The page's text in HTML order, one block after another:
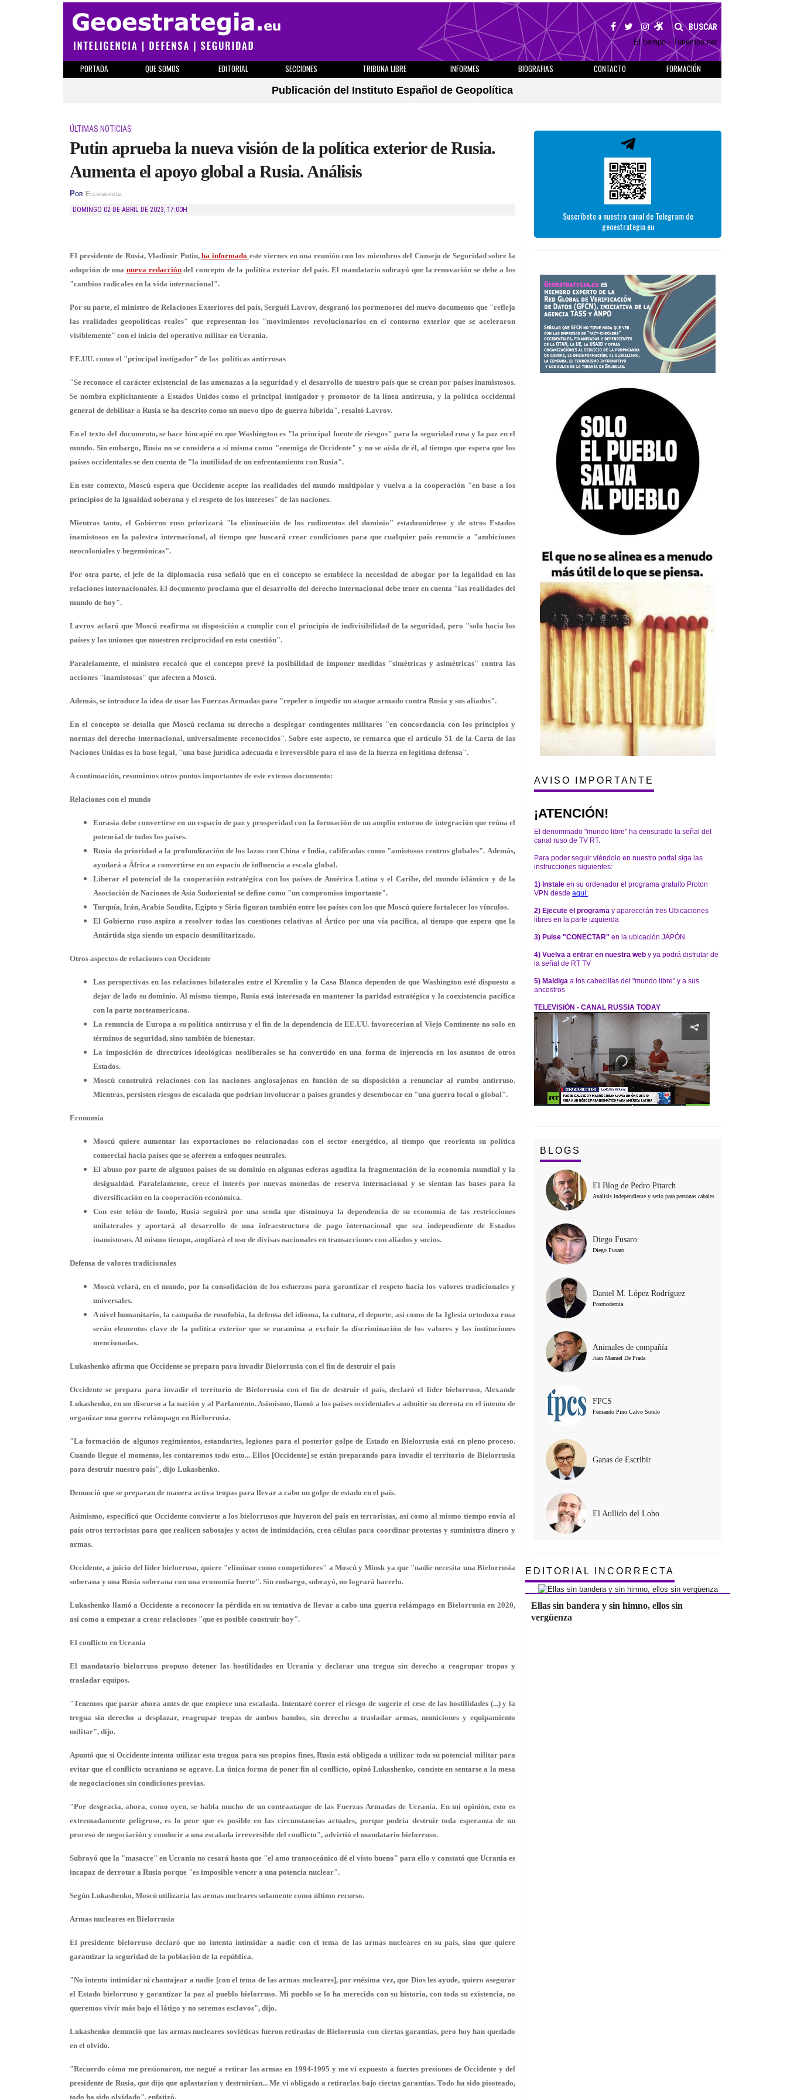
BUSCAR
El tiempo - Tutiempo.net
PORTADA QUE SOMOS EDITORIAL SECCIONES TRIBUNA LIBRE INFORMES BIOGRAFIAS CONTACTO
FORMACIÓN
Publicación del Instituto Español de Geopolítica
ÚLTIMAS NOTICIAS
Putin aprueba la nueva visión de la política exterior de Rusia.
Aumenta el apoyo global a Rusia. Análisis
Por Elespiadigital
DOMINGO 02 DE ABRIL DE 2023, 17:00H
El presidente de Rusia, Vladímir Putin,hainformado este viernes en una reunión con los miembros del Consejo de Seguridad sobre la
adopción de unanueva redaccióndel concepto de la política exterior del país. El mandatario subrayó que la renovación se debe a los
"cambios radicales en la vida internacional".
Por su parte, el ministro de Relaciones Exteriores del país, Serguéi Lavrov, desgranó los pormenores del nuevo documento que "refleja
las realidades geopolíticas reales" que representan los "movimientos revolucionarios en el contorno exterior que se aceleraron
visiblemente" con el inicio del operativo militar en Ucrania.
EE.UU. como el "principal instigador" de las políticas antirrusas
"Se reconoce el carácter existencial de las amenazas a la seguridad y el desarrollo de nuestro país que se crean por países inamistosos.
Se nombra explícitamente a Estados Unidos como el principal instigador y promotor de la línea antirrusa, y la política occidental
general de debilitar a Rusia se ha descrito como un nuevo tipo de guerra híbrida", resaltó Lavrov.
En el texto del documento, se hace hincapié en que Washington es "la principal fuente de riesgos" para la seguridad rusa y la paz en el
mundo. Sin embargo, Rusia no se considera a sí misma como "enemiga de Occidente" y no se aísla de él, al tiempo que espera que los
países occidentales se den cuenta de "la inutilidad de un enfrentamiento con Rusia".
En este contexto, Moscú espera que Occidente acepte las realidades del mundo multipolar y vuelva a la cooperación "en base a los
principios de la igualdad soberana y el respeto de los intereses" de las naciones.
Mientras tanto, el Gobierno ruso priorizará "la eliminación de los rudimentos del dominio" estadounidense y de otros Estados
inamistosos en la palestra internacional, al tiempo que buscará crear condiciones para que cualquier país renuncie a "ambiciones
neocoloniales y hegemónicas".
Por otra parte, el jefe de la diplomacia rusa señaló que en el concepto se establece la necesidad de abogar por la legalidad en las
relaciones internacionales. El documento proclama que el desarrollo del derecho internacional debe tener en cuenta "las realidades del
mundo de hoy".
Lavrov aclaró que Moscú reafirma su disposición a cumplir con el principio de indivisibilidad de la seguridad, pero "solo hacia los
países y las uniones que muestren reciprocidad en esta cuestión".
Paralelamente, el ministro recalcó que el concepto prevé la posibilidad de imponer medidas "simétricas y asimétricas" contra las
acciones "inamistosas" que afecten a Moscú.
Además, se introduce la idea de usar las Fuerzas Armadas para "repeler o impedir un ataque armado contra Rusia y sus aliados".
En el concepto se detalla que Moscú reclama su derecho a desplegar contingentes militares "en concordancia con los principios y
normas del derecho internacional, universalmente reconocidos". Sobre este aspecto, se remarca queel artículo 51 de la Carta de las
Naciones Unidas es la base legal, "una base jurídica adecuada e irreversible para el uso de la fuerza en legítima defensa".
A continuación, resumimos otros puntos importantes de este extenso documento:
Relaciones con el mundo
Eurasia debe convertirse en un espacio de paz y prosperidad con la formación de un amplio entorno de integración que reúna el
potencial de todos los países.
Rusia da prioridad a la profundización de los lazos con China e India, calificadas como "amistosos centros globales". Además,
ayudará a África a convertirse en un espacio de influencia a escala global.
Liberar el potencial de la cooperación estratégica con los países de América Latina y el Caribe, del mundo islámico y de la
Asociación de Naciones de Asia Sudoriental se define como "un compromiso importante".
Turquía, Irán, Arabia Saudita, Egipto y Siria figuran también entre los países con los que Moscú quiere fortalecer los vínculos.
El Gobierno ruso aspira a resolver todas las cuestiones relativas al Ártico por una vía pacífica, al tiempo que espera que la
Antártida siga siendo un espacio desmilitarizado.
Otros aspectos de relaciones con Occidente
Las perspectivas en las relaciones bilaterales entre el Kremlin y la Casa Blanca dependen de que Washington esté dispuesto a
dejar de lado su dominio. Al mismo tiempo, Rusia está interesada en mantener la paridad estratégica y la coexistencia pacífica
con la parte norteamericana.
La renuncia de Europa a su política antirrusa y el fin de la dependencia de EE.UU. favorecerían al Viejo Continente no solo en
términos de seguridad, sino también de bienestar.
La imposición de directrices ideológicas neoliberalesse ha convertido en una forma de injerencia en los asuntos de otros
Estados.
Moscú construirá relaciones con las naciones anglosajonas en función de su disposición a renunciar al rumbo antirruso.
Mientras, persisten riesgos de escalada que podrían involucrar a países grandes y desembocar en "una guerra local o global".
Economía
Moscú quiere aumentar las exportacionesno relacionadas con el sector energético, al tiempo que reorienta su política
comercial hacia países que se aferren a enfoques neutrales.
El abuso por parte de algunos países de su dominio en algunas esferasagudiza la fragmentación de la economía mundial y la
desigualdad. Paralelamente, crece el interés por nuevas monedas de reserva internacional y se sientan las bases para la
diversificación en la cooperación económica.
Con este telón de fondo, Rusia seguirá por una senda quedisminuya la dependencia de su economía de las restricciones
unilaterales y aportará al desarrollo de una infraestructura de pago internacional que sea independiente de Estados
inamistosos. Al mismo tiempo, ampliará el uso de divisas nacionales en transacciones con aliados y socios.
Defensa de valores tradicionales
Moscú velará, en el mundo, por la consolidación de los esfuerzos para garantizar el respeto hacia los valores tradicionales y
universales.
A nivel humanitario, la campaña de rusofobia, la defensa del idioma, la cultura, el deporte, así como de la Iglesia ortodoxa rusa
serán elementos clave de la política exterior que se encamina a excluir la discriminación de los valores y las instituciones
mencionadas.
Lukashenko afirma que Occidente se prepara para invadir Bielorrusia con el fin de destruir el país
Occidente se prepara para invadir el territorio de Bielorrusia con el fin de destruir el país, declaró el líder bielorruso, Alexandr
Lukashenko, en un discurso a la nación y al Parlamento. Asimismo, llamó a los países occidentales a admitir su derrota en el intento de
organizar una guerra relámpago en Bielorrusia.
"La formación de algunos regimientos, estandartes, legiones para el posterior golpe de Estado en Bielorrusia está en pleno proceso.
Cuando llegue el momento, les contaremos todo esto... Ellos [Occidente] se están preparando para invadir el territorio de Bielorrusia
para destruir nuestro país", dijo Lukashenko.
Denunció que se preparan de manera activa tropas para llevar a cabo un golpe de estado en el país.
Asimismo, especificó que Occidente convierte a los bielorrusos que huyeron del país en terroristas, así como al mismo tiempo envía al
país otros terroristas para que realicen sabotajes y actos de intimidación, crea células para coordinar protestas y suministra dinero y
armas.
Occidente, a juicio del líder bielorruso, quiere "eliminar como competidores" a Moscú y Minsk ya que "nadie necesita una Bielorrusia
soberana y una Rusia soberana con una economía fuerte". Sin embargo, subrayó, no logrará hacerlo.
Lukashenko llamó a Occidente a reconocer la pérdida en su tentativa de llevar a cabo una guerra relámpago en Bielorrusia en 2020,
así como a empezar a crear relaciones "que es posible construir hoy".
El conflicto en Ucrania
El mandatario bielorruso propuso detener las hostilidades en Ucrania y declarar una tregua sin derecho a reagrupar tropas y
trasladar equipos.
"Tenemos que parar ahora antes de que empiece una escalada. Intentaré correr el riesgo de sugerir el cese de las hostilidades (...) y la
tregua sin derecho a desplazar, reagrupar tropas de ambos bandos, sin derecho a trasladar armas, municiones y equipamiento
militar", dijo.
Apuntó que si Occidente intenta utilizar esta tregua para sus propios fines, Rusia está obligada a utilizar todo su potencial militar para
evitar que el conflicto ucraniano se agrave. La única forma de poner fin al conflicto, opinó Lukashenko, consiste en sentarse a la mesa
de negociaciones sin condiciones previas.
"Por desgracia, ahora, como oyen, se habla mucho de un contraataque de las Fuerzas Armadas de Ucrania. En mi opinión, esto es
extremadamente peligroso, es lo peor que es posible en las circunstancias actuales, porque podría destruir toda esperanza de un
proceso de negociación y conducir a una escalada irreversible del conflicto", advirtió el mandatario bielorruso.
Subrayó que la "masacre" en Ucrania no cesará hasta que "el amo transoceánico dé el visto bueno" para ello y constató que Ucrania es
incapaz de derrotar a Rusia porque "es imposible vencer a una potencia nuclear".
Según Lukashenko, Moscú utilizaría las armas nucleares solamente como último recurso.
Armas nucleares en Bielorrusia
El presidente bielorruso declaró que no intenta intimidar a nadie con el tema de las armas nucleares en su país, sino que quiere
garantizar la seguridad de la población de la república.
"No intento intimidar ni chantajear a nadie [con el tema de las armas nucleares], por enésima vez, que Dios les ayude, quiero asegurar
el Estado bielorruso y garantizar la paz al pueblo bielorruso. Mi pueblo se lo ha merecido con su historia, con toda su existencia, no
queremos vivir más bajo el látigo y no seremos esclavos", dijo.
Lukashenko denunció que las armas nucleares soviéticas fueron retiradas de Bielorrusia con ciertas garantías, pero hoy han quedado
en el olvido.
"Recuerdo cómo me presionaron, me negué a retirar las armas en 1994-1995 y me vi expuesto a fuertes presiones de Occidente y del
presidente de Rusia, que dijo que aplastarían y destruirían... Me vi obligado a retirarlas bajo ciertas garantías. Todo ha sido pisoteado,
todo ha sido olvidado", enfatizó.
Suscríbete a nuestro canal de Telegram de
geoestrategia.eu
AVISO IMPORTANTE
¡ATENCIÓN!
El denominado "mundo libre" ha censurado la señal del
canal ruso de TV RT.
Para poder seguir viéndolo en nuestro portal siga las
instrucciones siguientes:
1) Instale en su ordenador el programa gratuito Proton
VPN desde aquí:
2) Ejecute el programa y aparecerán tres Ubicaciones
libres en la parte izquierda
3) Pulse "CONECTAR" en la ubicación JAPÓN
4) Vuelva a entrar en nuestra web y ya podrá disfrutar de
la señal de RT TV
5) Maldiga a los cabecillas del "mundo libre" y a sus
ancestros
TELEVISIÓN - CANAL RUSSIA TODAY
BLOGS
El Blog de Pedro Pitarch
Análisis independiente y serio para personas cabales
Diego Fusaro
Diego Fusaro
Daniel M. López Rodríguez
Posmodernia
Animales de compañía
Juan Manuel De Prada
FPCS
Fernando Pino Calvo Sotelo
Ganas de Escribir
El Aullido del Lobo
EDITORIAL INCORRECTA
Ellas sin bandera y sin himno, ellos sin
vergüenza